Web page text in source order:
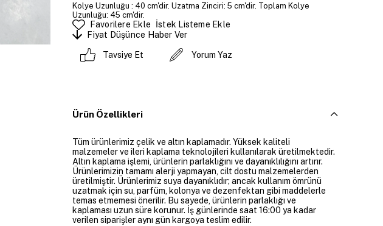
Kolye Uzunluğu : 40 cm'dir. Uzatma Zinciri: 5 cm'dir. Toplam Kolye
Uzunluğu: 45 cm'dir.
Favorilere Ekle
İstek Listeme Ekle
Fiyat Düşünce Haber Ver
Tavsiye Et Yorum Yaz
Ürün Özellikleri
Tüm ürünlerimiz çelik ve altın kaplamadır. Yüksek kaliteli
malzemeler ve ileri kaplama teknolojileri kullanılarak üretilmektedir.
Altın kaplama işlemi, ürünlerin parlaklığını ve dayanıklılığını artırır.
Ürünlerimizin tamamı alerji yapmayan, cilt dostu malzemelerden
üretilmiştir. Ürünlerimiz suya dayanıklıdır; ancak kullanım ömrünü
uzatmak için su, parfüm, kolonya ve dezenfektan gibi maddelerle
temas etmemesi önerilir. Bu sayede, ürünlerin parlaklığı ve
kaplaması uzun süre korunur. İş günlerinde saat 16:00 ya kadar
verilen siparişler aynı gün kargoya teslim edilir.